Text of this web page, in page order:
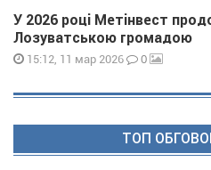
У 2026 році Метінвест
Лозуватською громадою
15:12, 11 мар 2026 0
ТОП